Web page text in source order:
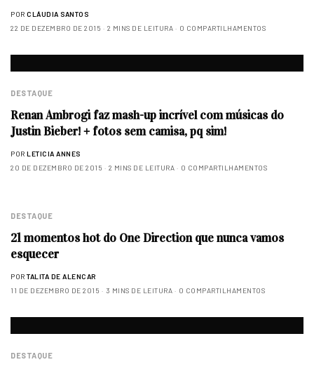
POR CLÁUDIA SANTOS
22 DE DEZEMBRO DE 2015
2 MINS DE LEITURA 0 COMPARTILHAMENTOS
DESTAQUE
Renan Ambrogi faz mash-up incrível com músicas do
Justin Bieber! + fotos sem camisa, pq sim!
POR LETICIA ANNES
20 DE DEZEMBRO DE 2015
2 MINS DE LEITURA 0 COMPARTILHAMENTOS
DESTAQUE
21 momentos hot do One Direction que nunca vamos
esquecer
POR TALITA DE ALENCAR
11 DE DEZEMBRO DE 2015
3 MINS DE LEITURA 0 COMPARTILHAMENTOS
DESTAQUE